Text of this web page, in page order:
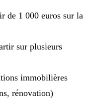
de 1 000 euros sur la
sur plusieurs
immobilières
rénovation)